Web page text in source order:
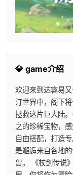
💎 game介绍
欢迎来到达容易
汀世界中，阁下
拯救这片巨大陆
之的珍稀宝物，
自由搭配，打造
是邂逅来自各地
兽。 《杖剑传说